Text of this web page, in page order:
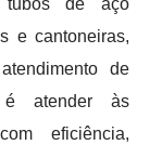
tubos de aço
e cantoneiras,
de
é atender às
eficiência,